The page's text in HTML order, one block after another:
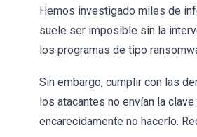
Hemos investigado miles de
suele ser imposible sin la
los programas de tipo
Sin embargo, cumplir con las
los atacantes no envían la
encarecidamente no hacerlo.